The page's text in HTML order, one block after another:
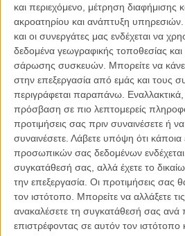
και περιεχόμενο, μέτρηση διαφήμισης
ακροατηρίου και ανάπτυξη υπηρεσιών.
και οι συνεργάτες μας ενδέχεται να
δεδομένα γεωγραφικής τοποθεσίας
σάρωσης συσκευών. Μπορείτε να
στην επεξεργασία από εμάς και τους
περιγράφεται παραπάνω.
πρόσβαση σε πιο λεπτομερείς
προτιμήσεις σας πριν συναινέσετε ή
συναινέσετε. Λάβετε υπόψη ότι κάποια
προσωπικών σας δεδομένων ενδέχεται
συγκατάθεσή σας, αλλά έχετε το
την επεξεργασία. Οι προτιμήσεις σας
τον ιστότοπο. Μπορείτε να αλλάξετε
ανακαλέσετε τη συγκατάθεσή σας ανά
επιστρέφοντας σε αυτόν τον ιστότοπο
Αν κάποτε υπήρξαν μέρες που ο Λίαμ
την κάμερα δεν κρατούσε πιστόλι και δεν
θυμό και βία (ναι υπήρξαν), ελάχιστοι
πλέον, αφού ο ικανός ηθοποιός έχει
στον μεσήλικα action star που κανείς
φανταστεί ότι θα χρειαζόμαστε, ή ότι
Κι εκτός από την σειρά του «Taken», ο
υπογράφει τη «Νυχτερινή Καταδίωξη»
ακριβώς την εικόνα τόσο με το
τον «Αγνωστο». Ομως αυτό που δεν
που πιθανότατα ο Λίαμ δεν θα αφήσει
κι αν χρειαστεί να τον σπάσει στο ξύλο-,
πάντα ένας εξαιρετικός ηθοποιός.